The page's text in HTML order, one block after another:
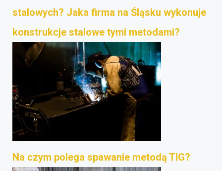
stalowych? Jaka firma na Śląsku wykonuje
konstrukcje stalowe tymi metodami?
Na czym polega spawanie metodą TIG?